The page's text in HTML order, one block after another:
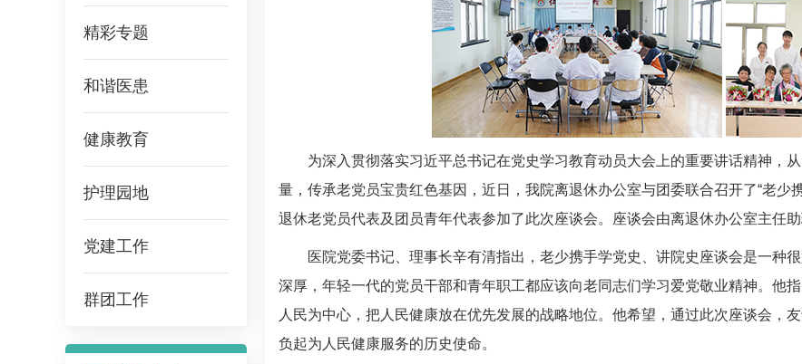
精彩专题
和谐医患
健康教育
护理园地
党建工作
群团工作
为深入贯彻落实习近平总书记在党史学习教育动员大会上的重要讲话精神，
量，传承老党员宝贵红色基因，近日，我院离退休办公室与团委联合召开了“老少
退休老党员代表及团员青年代表参加了此次座谈会。座谈会由离退休办公室主任助
医院党委书记、理事长辛有清指出，老少携手学党史、讲院史座谈会是一种
深厚，年轻一代的党员干部和青年职工都应该向老同志们学习爱党敬业精神。他
人民为中心，把人民健康放在优先发展的战略地位。他希望，通过此次座谈会，
负起为人民健康服务的历史使命。